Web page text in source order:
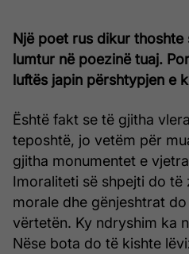
Një poet rus dikur
lumtur në poezinë tuaj.
luftës japin përshtypjen e
Është fakt se të gjitha
teposhtë, jo vetëm për
gjitha monumentet e
Imoraliteti së shpejti do të
morale dhe gënjeshtrat
vërtetën. Ky ndryshim ka
Nëse bota do të kishte